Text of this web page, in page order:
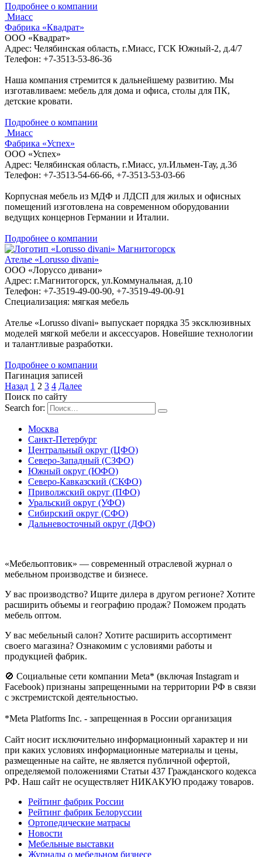
Подробнее о компании
Миасс
Фабрика «Квадрат»
ООО «Квадрат»
Адрес: Челябинская область, г.Миасс, ГСК Южный-2, д.4/7
Телефон: +7-3513-53-86-36
Наша компания стремится к дальнейшему развитию. Мы
изготавливаем: мебель для дома и офиса, столы для ПК,
детские кровати.
Подробнее о компании
Миасс
Фабрика «Успех»
ООО «Успех»
Адрес: Челябинская область, г.Миасс, ул.Ильмен-Тау, д.3б
Телефон: +7-3513-54-66-66, +7-3513-53-03-66
Корпусная мебель из МДФ и ЛДСП для жилых и офисных
помещений изготовлена на современном оборудовании
ведущих концернов Германии и Италии.
Подробнее о компании
Магнитогорск
Ателье «Lorusso divani»
ООО «Лоруссо дивани»
Адрес: г.Магнитогорск, ул.Коммунальная, д.10
Телефон: +7-3519-49-00-90, +7-3519-49-00-91
Специализация: мягкая мебель
Ателье «Lorusso divani» выпускает порядка 35 эксклюзивных
моделей мягкой мебели и аксессуаров. Новейшие технологии
и талантливые разработки.
Подробнее о компании
Пагинация записей
Назад 1 2 3 4 Далее
Поиск по сайту
Search for:
Москва
Санкт-Петербург
Центральный округ (ЦФО)
Северо-Западный (СЗФО)
Южный округ (ЮФО)
Северо-Кавказский (СКФО)
Приволжский округ (ПФО)
Уральский округ (УФО)
Сибирский округ (СФО)
Дальневосточный округ (ДФО)
«Мебельоптовик» — современный отраслевой журнал о
мебельном производстве и бизнесе.
У вас производство? Ищите дилера в другом регионе? Хотите
расширить объемы и географию продаж? Поможем продать
мебель оптом.
У вас мебельный салон? Хотите расширить ассортимент
своего магазина? Ознакомим с условиями работы и
продукцией фабрик.
🚫 Социальные сети компании Meta* (включая Instagram и
Facebook) признаны запрещенными на территории РФ в связи
с экстремистской деятельностью.
*Meta Platforms Inc. - запрещенная в России организация
Cайт носит исключительно информационный характер и ни
при каких условиях информационные материалы и цены,
размещенные на сайте, не является публичной офертой,
определяемой положениями Статьи 437 Гражданского кодекса
РФ. Наш сайт не осуществляет НИКАКУЮ продажу товаров.
Рейтинг фабрик России
Рейтинг фабрик Белоруссии
Ортопедические матрасы
Новости
Мебельные выставки
Журналы о мебельном бизнесе